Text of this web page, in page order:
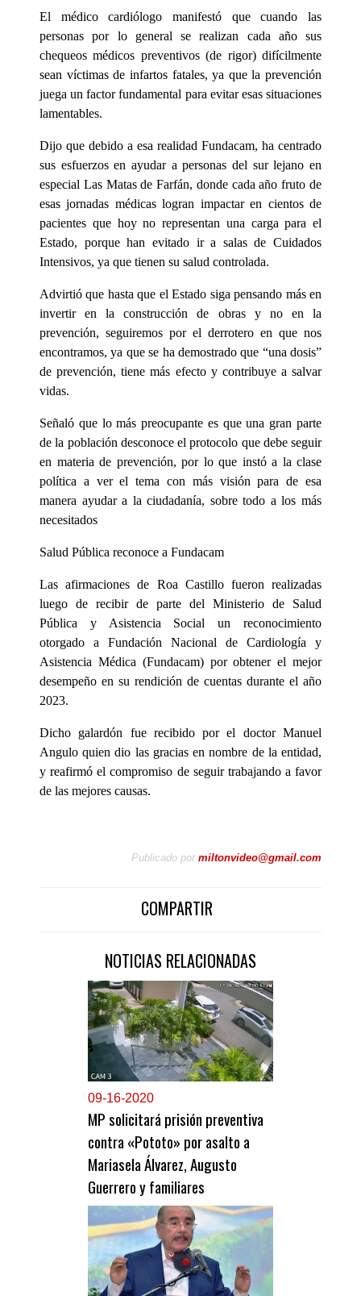
El médico cardiólogo manifestó que cuando las
personas por lo general se realizan cada año sus
chequeos médicos preventivos (de rigor) difícilmente
sean víctimas de infartos fatales, ya que la prevención
juega un factor fundamental para evitar esas situaciones
lamentables.
Dijo que debido a esa realidad Fundacam, ha centrado
sus esfuerzos en ayudar a personas del sur lejano en
especial Las Matas de Farfán, donde cada año fruto de
esas jornadas médicas logran impactar en cientos de
pacientes que hoy no representan una carga para el
Estado, porque han evitado ir a salas de Cuidados
Intensivos, ya que tienen su salud controlada.
Advirtió que hasta que el Estado siga pensando más en
invertir en la construcción de obras y no en la
prevención, seguiremos por el derrotero en que nos
encontramos, ya que se ha demostrado que “una dosis”
de prevención, tiene más efecto y contribuye a salvar
vidas.
Señaló que lo más preocupante es que una gran parte
de la población desconoce el protocolo que debe seguir
en materia de prevención, por lo que instó a la clase
política a ver el tema con más visión para de esa
manera ayudar a la ciudadanía, sobre todo a los más
necesitados
Salud Pública reconoce a Fundacam
Las afirmaciones de Roa Castillo fueron realizadas
luego de recibir de parte del Ministerio de Salud
Pública y Asistencia Social un reconocimiento
otorgado a Fundación Nacional de Cardiología y
Asistencia Médica (Fundacam) por obtener el mejor
desempeño en su rendición de cuentas durante el año
2023.
Dicho galardón fue recibido por el doctor Manuel
Angulo quien dio las gracias en nombre de la entidad,
y reafirmó el compromiso de seguir trabajando a favor
de las mejores causas.
Publicado por miltonvideo@gmail.com
COMPARTIR
NOTICIAS RELACIONADAS
09-16-2020
MP solicitará prisión preventiva
contra «Pototo» por asalto a
Mariasela Álvarez, Augusto
Guerrero y familiares